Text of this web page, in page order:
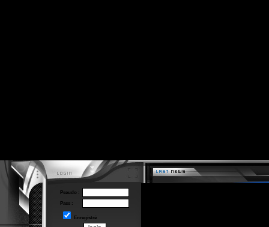
Pseudo :
Pass :
Enregistré